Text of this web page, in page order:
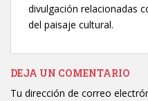
divulgación relacionadas
del paisaje cultural.
DEJA UN COMENTARIO
Tu dirección de correo